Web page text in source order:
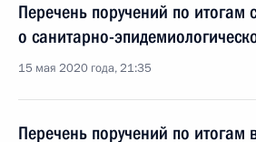
Перечень поручений по итогам
о санитарно-
15 мая 2020 года, 21:35
Перечень поручений по итогам